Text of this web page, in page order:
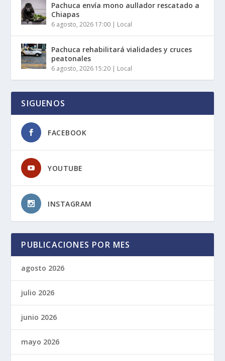
Pachuca envía mono aullador rescatado a
Chiapas
6 agosto, 2026 17:00 | Local
Pachuca rehabilitará vialidades y cruces
peatonales
6 agosto, 2026 15:20 | Local
SIGUENOS
FACEBOOK
YOUTUBE
INSTAGRAM
PUBLICACIONES POR MES
agosto 2026
julio 2026
junio 2026
mayo 2026